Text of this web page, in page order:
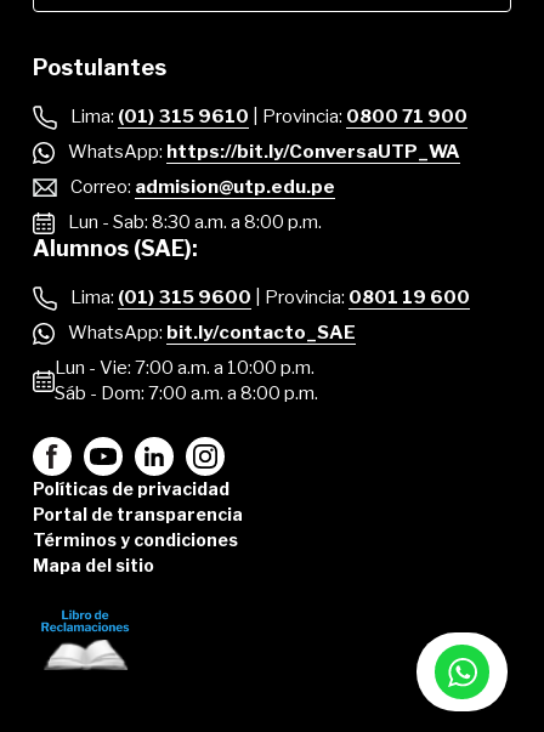
Postulantes
Lima: (01) 315 9610 | Provincia: 0800 71 900
WhatsApp: https://bit.ly/ConversaUTP_WA
Correo: admision@utp.edu.pe
Lun - Sab: 8:30 a.m. a 8:00 p.m.
Alumnos (SAE):
Lima: (01) 315 9600 | Provincia: 0801 19 600
WhatsApp: bit.ly/contacto_SAE
Lun - Vie: 7:00 a.m. a 10:00 p.m.
Sáb - Dom: 7:00 a.m. a 8:00 p.m.
Políticas de privacidad
Portal de transparencia
Términos y condiciones
Mapa del sitio